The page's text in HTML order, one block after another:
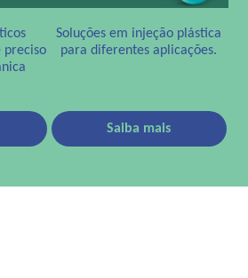
preciso
Soluções em injeção plástica
para diferentes aplicações.
Saiba mais